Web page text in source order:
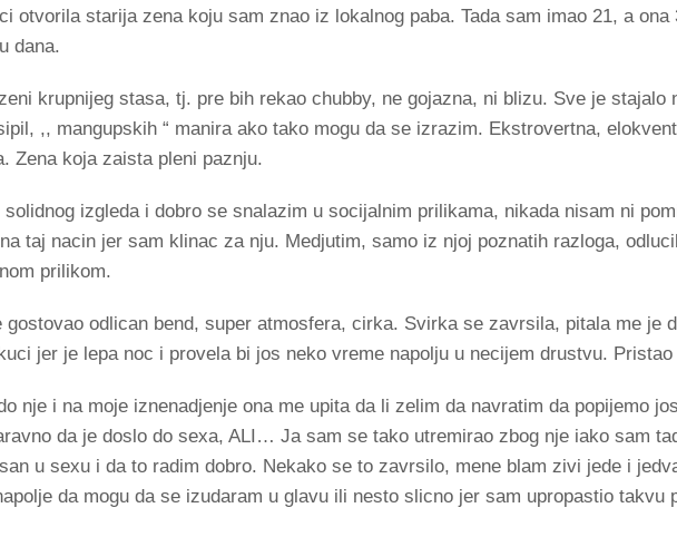
otvorila starija zena koju sam znao iz lokalnog paba. Tada sam imao 21, a ona
dana.
krupnijeg stasa, tj. pre bih rekao chubby, ne gojazna, ni blizu. Sve je stajalo
,, mangupskih “ manira ako tako mogu da se izrazim. Ekstrovertna,
Zena koja zaista pleni paznju.
solidnog izgleda i dobro se snalazim u socijalnim prilikama, nikada nisam ni
taj nacin jer sam klinac za nju. Medjutim, samo iz njoj poznatih razloga,
prilikom.
gostovao odlican bend, super atmosfera, cirka. Svirka se zavrsila, pitala me je
jer je lepa noc i provela bi jos neko vreme napolju u necijem drustvu. Pristao
nje i na moje iznenadjenje ona me upita da li zelim da navratim da popijemo
da je doslo do sexa, ALI… Ja sam se tako utremirao zbog nje iako sam
u sexu i da to radim dobro. Nekako se to zavrsilo, mene blam zivi jede i
da mogu da se izudaram u glavu ili nesto slicno jer sam upropastio takvu